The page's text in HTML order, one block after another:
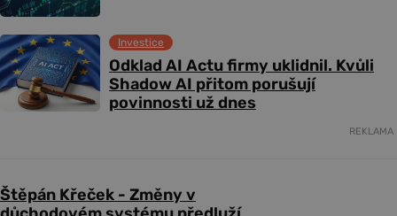
Odklad AI Actu firmy uklidnil. Kvůli
Shadow AI přitom porušují
povinnosti už dnes
Investice
REKLAMA
Štěpán Křeček - Změny v